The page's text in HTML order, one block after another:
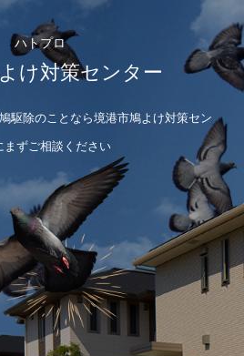
ハトプロ
け対策センター
駆除のことなら境港市鳩よけ対策セン
まずご相談ください